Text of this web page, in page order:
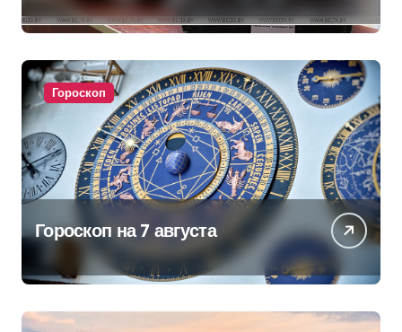
аппараты. Минобразования об
изменениях в школьном
питании
Гороскоп
Гороскоп на 7 августа